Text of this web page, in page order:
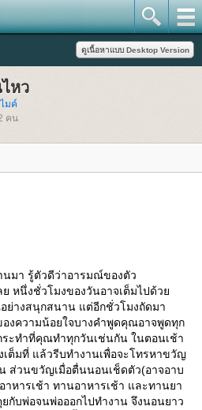
หว
มค์
คน
นมา รู้ตัวดีว่าอารมณ์ของตัว
ย หนึ่งชั่วโมงของวันอาจเต็มไปด้ว
ย่างสนุกสนาน แต่อีกชั่วโมงถัดมา
งความน้อยใจบางคำพูดคุณอาจพูดทุก
ระทำที่คุณทำทุกวันเช่นกัน ในตอนเช้า
ต็มที่ แล้วรีบทำงานเพื่อจะโทรหาขวัญ
ส่วนขวัญเมื่อตื่นนอนเช็ดตัว(อาจอาบ
หารเช้า ทานอาหารเช้า และทานยา
กับพ่อจนพ่อออกไปทำงาน จึงนอนยาว